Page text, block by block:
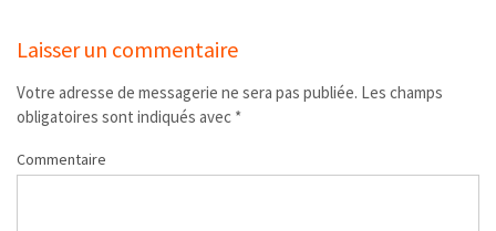
Laisser un commentaire
Votre adresse de messagerie ne sera pas publiée. Les champs
obligatoires sont indiqués avec *
Commentaire